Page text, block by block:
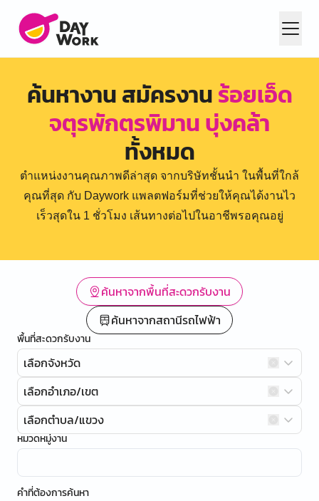
ค้นหางาน สมัครงานร้อยเอ็ด
จตุรพักตรพิมาน บุ่งคล้า
ทั้งหมด
ตำแหน่งงานคุณภาพดีล่าสุด จากบริษัทชั้นนำ ในพื้นที่ใกล้
คุณที่สุด กับ Daywork แพลตฟอร์มที่ช่วยให้คุณได้งานไว
เร็วสุดใน 1 ชั่วโมง เส้นทางต่อไปในอาชีพรอคุณอยู่
ค้นหาจากพื้นที่สะดวกรับงาน
ค้นหาจากสถานีรถไฟฟ้า
พื้นที่สะดวกรับงาน
เลือกจังหวัด
เลือกอำเภอ/เขต
เลือกตำบล/แขวง
หมวดหมู่งาน
คำที่ต้องการค้นหา